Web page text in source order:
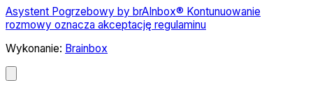
Asystent Pogrzebowy by brAInbox® Kontunuowanie
rozmowy oznacza akceptację regulaminu
Wykonanie: Brainbox